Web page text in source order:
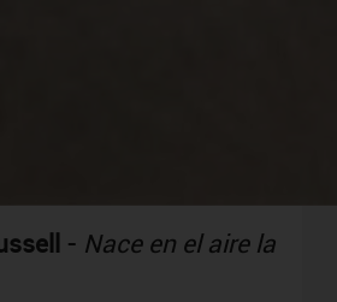
- Nace en el aire la